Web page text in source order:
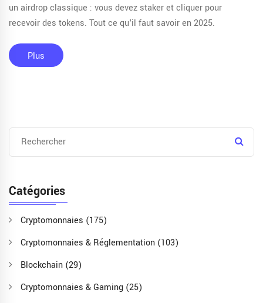
un airdrop classique : vous devez staker et cliquer pour
recevoir des tokens. Tout ce qu'il faut savoir en 2025.
Plus
Catégories
Cryptomonnaies (175)
Cryptomonnaies & Réglementation (103)
Blockchain (29)
Cryptomonnaies & Gaming (25)